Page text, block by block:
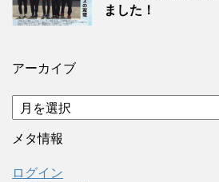
ました！
アーカイブ
ア
ー
カ
ブ
メタ情報
ログイン